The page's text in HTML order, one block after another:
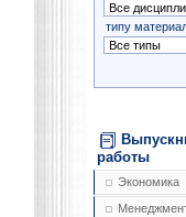
типу
работы
Экономика